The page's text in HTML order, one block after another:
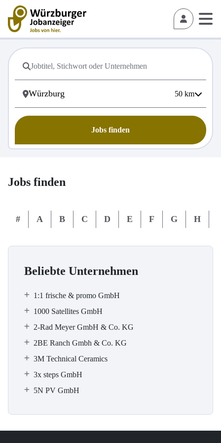
50 km
Jobs finden
Jobs finden
# A B C D E F G H
Beliebte Unternehmen
1:1 frische & promo GmbH
1000 Satellites GmbH
2-Rad Meyer GmbH & Co. KG
2BE Ranch Gmbh & Co. KG
3M Technical Ceramics
3x steps GmbH
5N PV GmbH